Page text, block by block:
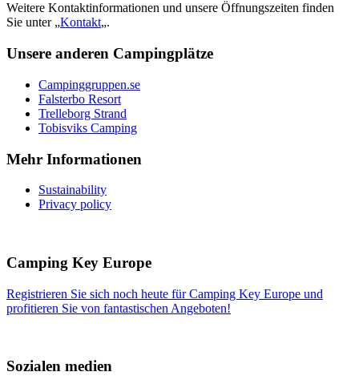
Weitere Kontaktinformationen und unsere Öffnungszeiten finden
Sie unter „Kontakt„.
Unsere anderen Campingplätze
Campinggruppen.se
Falsterbo Resort
Trelleborg Strand
Tobisviks Camping
Mehr Informationen
Sustainability
Privacy policy
Camping Key Europe
Registrieren Sie sich noch heute für Camping Key Europe und
profitieren Sie von fantastischen Angeboten!
Sozialen medien